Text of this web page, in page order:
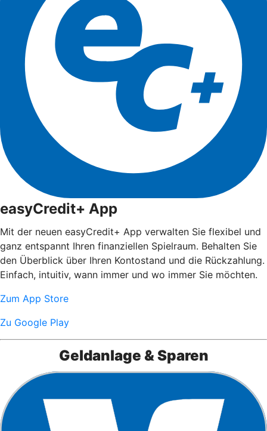
easyCredit+ App
Mit der neuen easyCredit+ App verwalten Sie flexibel und
ganz entspannt Ihren finanziellen Spielraum. Behalten Sie
den Überblick über Ihren Kontostand und die Rückzahlung.
Einfach, intuitiv, wann immer und wo immer Sie möchten.
Zum App Store
Zu Google Play
Geldanlage & Sparen